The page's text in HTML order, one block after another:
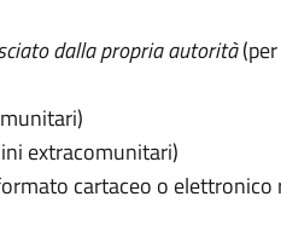
dalla propria autorità(per
extracomunitari)
cartaceo o elettronico